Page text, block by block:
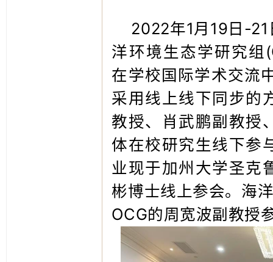
2022年1月19日-
洋环境生态学研究组
在学校国际学术交流
采用线上线下同步的
教授、肖武鹏副教授
体在校研究生线下参
业现于加州大学圣克
彬博士线上参会。海
OCG的周宽波副教授